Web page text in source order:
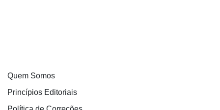
Quem Somos
Princípios Editoriais